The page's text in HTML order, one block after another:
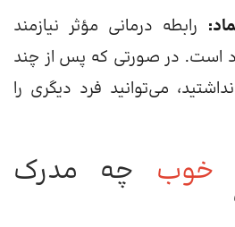
رابطه درمانی مؤثر نیازمند
است. در صورتی که پس از چند
می‌توانید فرد دیگری را
خوب چه مدرک